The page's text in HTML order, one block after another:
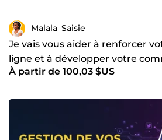
Malala_Saisie
Je vais vous aider à renforcer
ligne et à développer votre
réseaux soci
À partir de 100,03 $US